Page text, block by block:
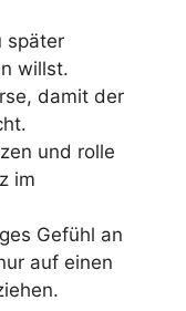
später
willst.
damit der
und rolle
im
Gefühl an
auf einen